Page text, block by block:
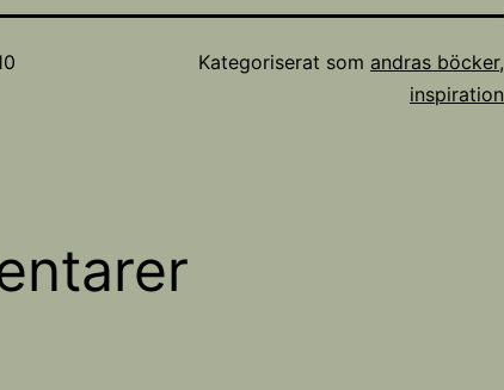
Kategoriserat som andras böcker,
inspiration